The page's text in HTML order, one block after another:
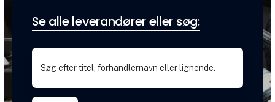
Se alle leverandører eller søg: